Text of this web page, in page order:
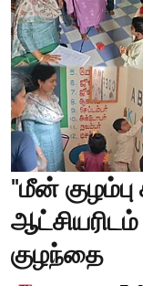
"மீன்
குழந்தை